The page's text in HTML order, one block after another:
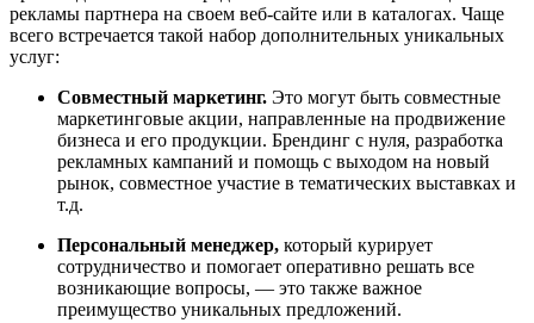
рекламы партнера на своем веб-сайте или в каталогах. Чаще
всего встречается такой набор дополнительных уникальных
услуг:
Совместный маркетинг. Это могут быть совместные
маркетинговые акции, направленные на продвижение
бизнеса и его продукции. Брендинг с нуля, разработка
рекламных кампаний и помощь с выходом на новый
рынок, совместное участие в тематических выставках и
т.д.
Персональный менеджер, который курирует
сотрудничество и помогает оперативно решать все
возникающие вопросы, — это также важное
преимущество уникальных предложений.